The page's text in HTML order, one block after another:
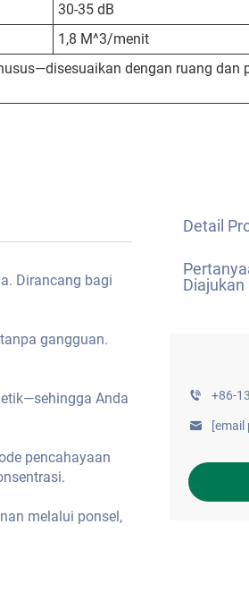
30-35 dB
1,8 M^3/menit
dengan ruang dan
Detail
Diajukan
+86-
[email
Dirancang bagi
gangguan.
Anda
pencahayaan
melalui ponsel,